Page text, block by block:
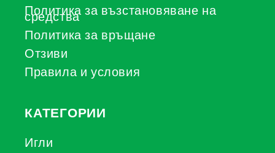
Политика за възстановяване на
средства
Политика за връщане
Отзиви
Правила и условия
КАТЕГОРИИ
Игли